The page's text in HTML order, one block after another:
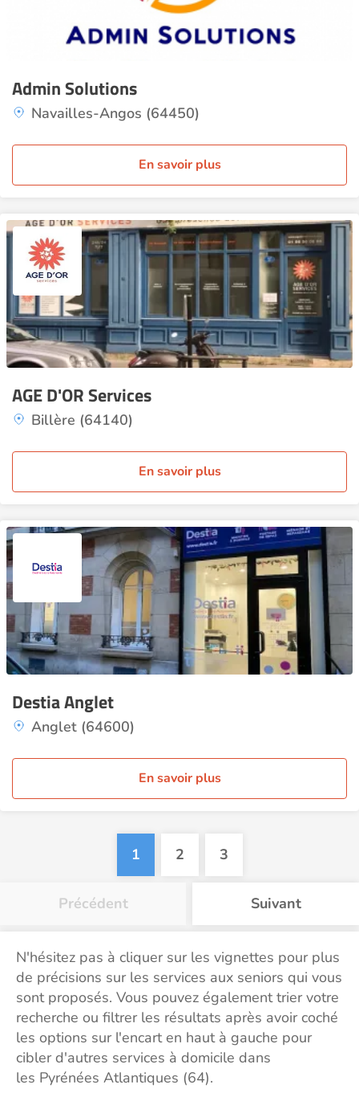
Admin Solutions
Navailles-Angos (64450)
En savoir plus
AGE D'OR Services
Billère (64140)
En savoir plus
Destia Anglet
Anglet (64600)
En savoir plus
1 2 3
Précédent Suivant
N'hésitez pas à cliquer sur les vignettes pour plus
de précisions sur les services aux seniors qui vous
sont proposés. Vous pouvez également trier votre
recherche ou filtrer les résultats après avoir coché
les options sur l'encart en haut à gauche pour
cibler d'autres services à domicile dans
les Pyrénées Atlantiques (64).